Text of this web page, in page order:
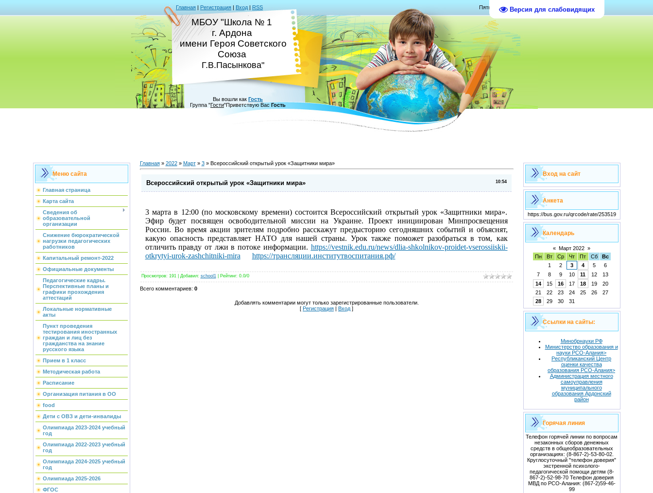
Версия для слабовидящих
Главная | Регистрация | Вход | RSS Пятница, 07.08.2026, 10:28
МБОУ "Школа № 1
г. Ардона
имени Героя Советского
Союза
Г.В.Пасынкова"
Вы вошли как Гость
Группа "Гости"Приветствую Вас Гость
Меню сайта
Главная страница
Карта сайта
Сведения об
образовательной
организации
Снижение бюрократической
нагрузки педагогических
работников
Капитальный ремонт-2022
Официальные документы
Педагогические кадры.
Перспективные планы и
графики прохождения
аттестаций
Локальные нормативные
акты
Пункт проведения
тестирования иностранных
граждан и лиц без
гражданства на знание
русского языка
Прием в 1 класс
Методическая работа
Расписание
Организация питания в ОО
food
Дети с ОВЗ и дети-инвалиды
Олимпиада 2023-2024 учебный
год
Олимпиада 2022-2023 учебный
год
Олимпиада 2024-2025 учебный
год
Олимпиада 2025-2026
ФГОС
Главная» 2022 » Март » 3» Всероссийский открытый урок «Защитники мира»
10:54
Всероссийский открытый урок «Защитники мира»
3 марта в 12:00 (по московскому времени) состоится Всероссийский открытый урок «Защитники мира».
Эфир будет посвящен освободительной миссии на Украине. Проект инициирован Минпросвещения
России. Во время акции зрителям подробно расскажут предысторию сегодняшних событий и объяснят,
какую опасность представляет НАТО для нашей страны. Урок также поможет разобраться в том, как
отличить правду от лжи в потоке информации. https://vestnik.edu.ru/news/dlia-shkolnikov-proidet-vserossiiskii-
otkrytyi-urok-zashchitniki-mira
https://трансляции.институтвоспитания.рф/
Просмотров: 191 Добавил: school1 Рейтинг: 0.0/0
Всего комментариев: 0
Добавлять комментарии могут только зарегистрированные пользователи.
[ Регистрация | Вход ]
Вход на сайт
Анкета
https://bus.gov.ru/qrcode/rate/253519
Календарь
« Март 2022 »
Пн
Вт Ср Чт Пт Сб
Вс
1
2 3 4 5
6
7
8 9 10 11 12
13
14
15 16 17 18 19
20
21
22 23 24 25 26
27
28
29 30 31
Ссылки на сайты:
Минобрнауки РФ
Министерство образования и
науки РСО-Алания>
Республиканский Центр
оценки качества
образования РСО-Алания>
Администрация местного
самоуправления
муниципального
образования Ардонский
район
Горячая линия
Телефон горячей линии по вопросам
незаконных сборов денежных
средств в общеобразовательных
организациях: (8-867-2)-53-80-02.
Круглосуточный "телефон доверия"
экстренной психолого-
педагогической помощи детям (8-
867-2)-52-98-70 Телефон доверия
МВД по РСО-Алания: (867-2)59-46-
99